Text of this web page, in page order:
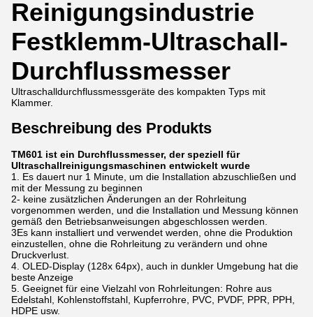
Reinigungsindustrie
Festklemm-Ultraschall-
Durchflussmesser
Ultraschalldurchflussmessgeräte des kompakten Typs mit
Klammer.
Beschreibung des Produkts
TM601 ist ein Durchflussmesser, der speziell für
Ultraschallreinigungsmaschinen entwickelt wurde
1. Es dauert nur 1 Minute, um die Installation abzuschließen und
mit der Messung zu beginnen
2- keine zusätzlichen Änderungen an der Rohrleitung
vorgenommen werden, und die Installation und Messung können
gemäß den Betriebsanweisungen abgeschlossen werden.
3Es kann installiert und verwendet werden, ohne die Produktion
einzustellen, ohne die Rohrleitung zu verändern und ohne
Druckverlust.
4. OLED-Display (128x 64px), auch in dunkler Umgebung hat die
beste Anzeige
5. Geeignet für eine Vielzahl von Rohrleitungen: Rohre aus
Edelstahl, Kohlenstoffstahl, Kupferrohre, PVC, PVDF, PPR, PPH,
HDPE usw.